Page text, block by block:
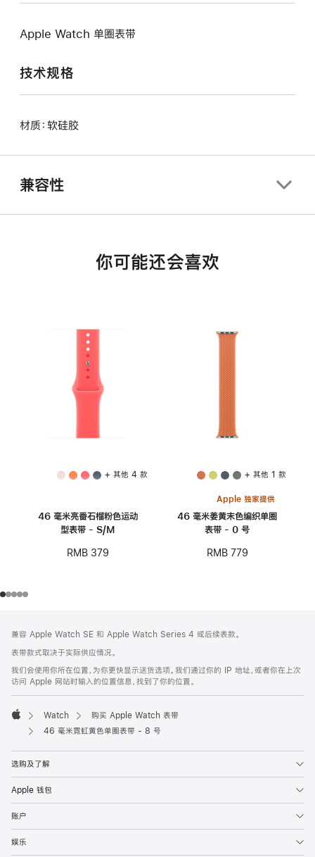
Apple Watch 单圈表带
技术规格
材质：软硅胶
兼容性
你可能还会喜欢
+ 其他 4 款
46 毫米亮番石榴粉色运动
型表带 - S/M
RMB 379
+ 其他 1 款
Apple 独家提供
46 毫米姜黄末色编织单圈
表带 - 0 号
RMB 779
页
页
脚
注
兼容 Apple Watch SE 和 Apple Watch Series 4 或后续表款。
表带款式取决于实际供应情况。
我们会使用你所在位置，为你更快显示送货选项。我们通过你的 IP 地址，或者你在上次
访问 Apple 网站时输入的位置信息，找到了你的位置。
Apple
Watch
购买 Apple Watch 表带
46 毫米霓虹黄色单圈表带 - 8 号
选购及了解
Apple 钱包
账户
娱乐